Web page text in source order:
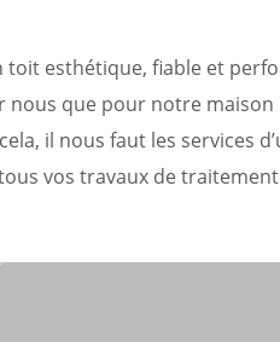
toit esthétique, fiable et
nous que pour notre
il nous faut les services
vos travaux de